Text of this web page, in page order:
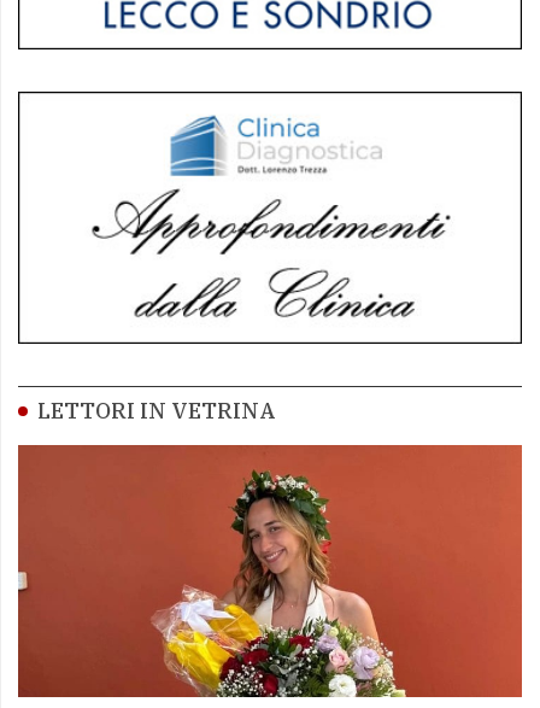
LETTORI IN VETRINA